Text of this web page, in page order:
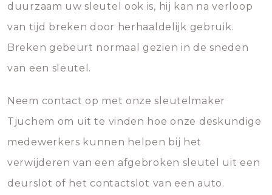
duurzaam uw sleutel ook is, hij kan na verloop
van tijd breken door herhaaldelijk gebruik.
Breken gebeurt normaal gezien in de sneden
van een sleutel.
Neem contact op met onze sleutelmaker
Tjuchem om uit te vinden hoe onze deskundige
medewerkers kunnen helpen bij het
verwijderen van een afgebroken sleutel uit een
deurslot of het contactslot van een auto.